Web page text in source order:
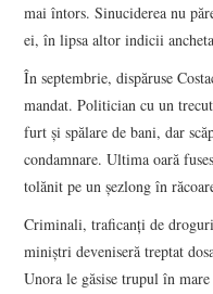
mai întors. Sinuciderea nu
ei, în lipsa altor indicii
În septembrie, dispăruse
mandat. Politician cu un
furt și spălare de bani, dar
condamnare. Ultima oară
tolănit pe un șezlong în
Criminali, traficanți de
miniștri deveniseră treptat
Unora le găsise trupul în